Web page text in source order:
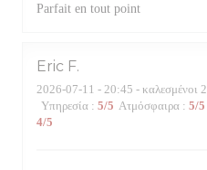
Parfait en tout point
Eric F
2026-07-11 - 20:45 - καλεσμένοι 2
Υπηρεσία : 5/5 Ατμόσφαιρα : 5/5
4/5